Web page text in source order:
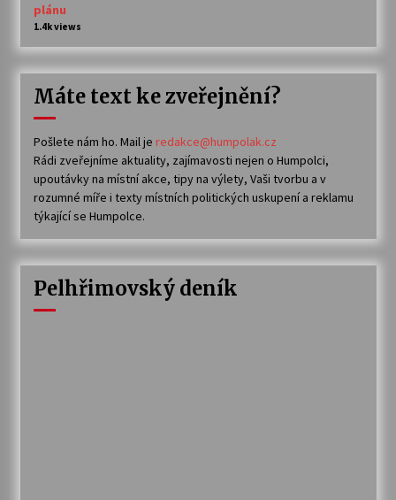
plánu
1.4k views
Máte text ke zveřejnění?
Pošlete nám ho. Mail je redakce@humpolak.cz
Rádi zveřejníme aktuality, zajímavosti nejen o Humpolci,
upoutávky na místní akce, tipy na výlety, Vaši tvorbu a v
rozumné míře i texty místních politických uskupení a reklamu
týkající se Humpolce.
Pelhřimovský deník